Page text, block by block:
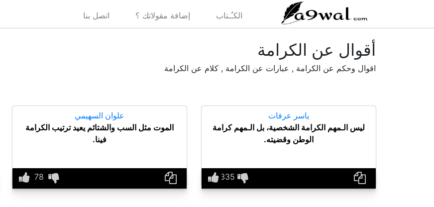
الكـُـتاب إضافة مقولاتك ؟ اتصل بنا
أقوال عن الكرامة
اقوال وحكم عن الكرامة , عبارات عن الكرامة , كلام عن الكرامة
ياسر عرفات
ليس الـمهم الكرامة الشخصية، بل الـمهم كرامة
الوطن وقضيته.
علوان السهيمي
الموت مثل السب والشتائم يعيد ترتيب الكرامة
فينا.